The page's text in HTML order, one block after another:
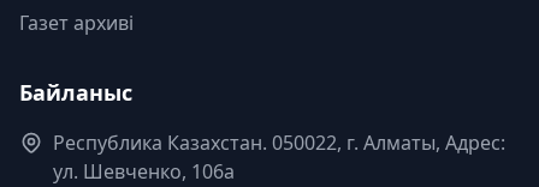
Газет архиві
Байланыс
Республика Казахстан. 050022, г. Алматы, Адрес:
ул. Шевченко, 106а